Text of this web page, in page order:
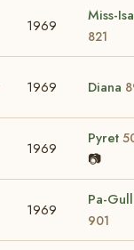
1969
Miss-Isa
821
1969 Diana
1969
Pyret
📷
1969
Pa-Gull
901